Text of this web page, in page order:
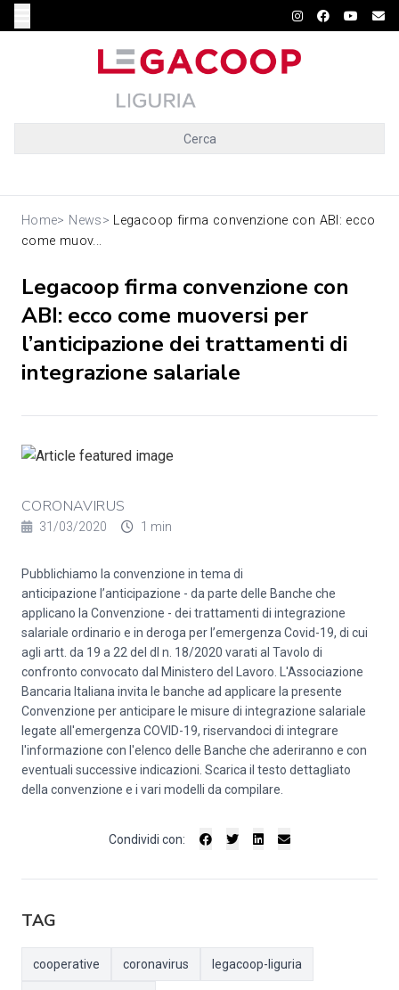
Cerca
Home> News> Legacoop firma convenzione con ABI: ecco
come muov...
Legacoop firma convenzione con
ABI: ecco come muoversi per
l’anticipazione dei trattamenti di
integrazione salariale
CORONAVIRUS
31/03/2020 1 min
Pubblichiamo la convenzione in tema di
anticipazione l’anticipazione - da parte delle Banche che
applicano la Convenzione - dei trattamenti di integrazione
salariale ordinario e in deroga per l’emergenza Covid-19, di cui
agli artt. da 19 a 22 del dl n. 18/2020 varati al Tavolo di
confronto convocato dal Ministero del Lavoro. L'Associazione
Bancaria Italiana invita le banche ad applicare la presente
Convenzione per anticipare le misure di integrazione salariale
legate all'emergenza COVID-19, riservandoci di integrare
l'informazione con l'elenco delle Banche che aderiranno e con
eventuali successive indicazioni. Scarica il testo dettagliato
della convenzione e i vari modelli da compilare.
Condividi con:
TAG
cooperative coronavirus legacoop-liguria